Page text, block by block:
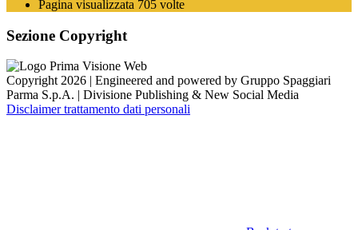
Pagina visualizzata 705 volte
Sezione Copyright
Copyright 2026 | Engineered and powered by Gruppo Spaggiari
Parma S.p.A. | Divisione Publishing & New Social Media
Disclaimer trattamento dati personali